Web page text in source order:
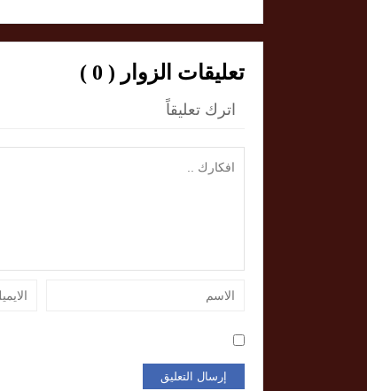
تعليقات الزوار ( 0 )
اترك تعليقاً